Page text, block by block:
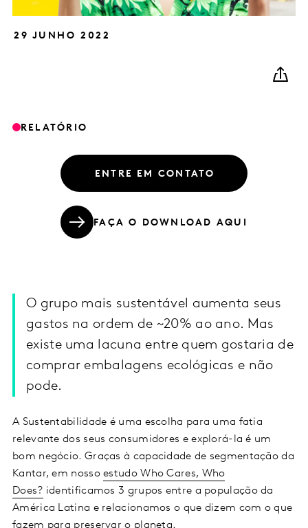
29 JUNHO 2022
RELATÓRIO
ENTRE EM CONTATO
FAÇA O DOWNLOAD AQUI
O grupo mais sustentável aumenta seus
gastos na ordem de ~20% ao ano. Mas
existe uma lacuna entre quem gostaria de
comprar embalagens ecológicas e não
pode.
A Sustentabilidade é uma escolha para uma fatia
relevante dos seus consumidores e explorá-la é um
bom negócio. Graças à capacidade de segmentação da
Kantar, em nossoestudo Who Cares, Who
Does? identificamos 3 grupos entre a população da
América Latina e relacionamos o que dizem com o que
fazem para preservar o planeta.